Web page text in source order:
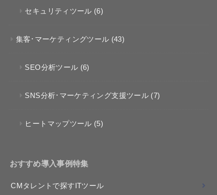
セキュリティツール (6)
集客･マーケティングツール (43)
SEO分析ツール (6)
SNS分析･マーケティング支援ツール (7)
ヒートマップツール (5)
おすすめ導入事例特集
CMタレントで探すITツール